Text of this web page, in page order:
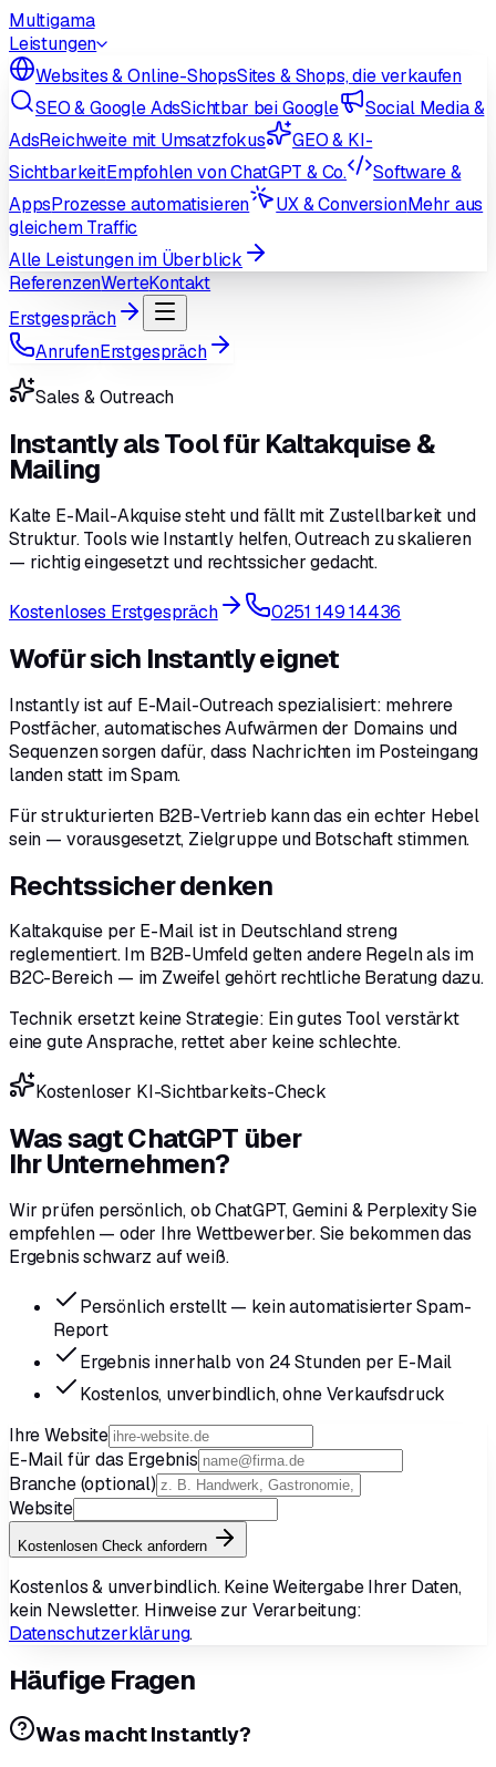
Multigama
Leistungen
Websites & Online-ShopsSites & Shops, die verkaufen
SEO & Google AdsSichtbar bei Google
Social Media &
AdsReichweite mit Umsatzfokus
GEO & KI-
SichtbarkeitEmpfohlen von ChatGPT & Co.
Software &
AppsProzesse automatisieren UX & ConversionMehr aus
gleichem Traffic
Alle Leistungen im Überblick
ReferenzenWerteKontakt
Erstgespräch
AnrufenErstgespräch
Sales & Outreach
Instantly als Tool für Kaltakquise &
Mailing
Kalte E-Mail-Akquise steht und fällt mit Zustellbarkeit und
Struktur. Tools wie Instantly helfen, Outreach zu skalieren
— richtig eingesetzt und rechtssicher gedacht.
Kostenloses Erstgespräch 0251 149 14436
Wofür sich Instantly eignet
Instantly ist auf E-Mail-Outreach spezialisiert: mehrere
Postfächer, automatisches Aufwärmen der Domains und
Sequenzen sorgen dafür, dass Nachrichten im Posteingang
landen statt im Spam.
Für strukturierten B2B-Vertrieb kann das ein echter Hebel
sein — vorausgesetzt, Zielgruppe und Botschaft stimmen.
Rechtssicher denken
Kaltakquise per E-Mail ist in Deutschland streng
reglementiert. Im B2B-Umfeld gelten andere Regeln als im
B2C-Bereich — im Zweifel gehört rechtliche Beratung dazu.
Technik ersetzt keine Strategie: Ein gutes Tool verstärkt
eine gute Ansprache, rettet aber keine schlechte.
Kostenloser KI-Sichtbarkeits-Check
Was sagt ChatGPT über
Ihr Unternehmen?
Wir prüfen persönlich, ob ChatGPT, Gemini & Perplexity Sie
empfehlen — oder Ihre Wettbewerber. Sie bekommen das
Ergebnis schwarz auf weiß.
Persönlich erstellt — kein automatisierter Spam-
Report
Ergebnis innerhalb von 24 Stunden per E-Mail
Kostenlos, unverbindlich, ohne Verkaufsdruck
Ihre Website
E-Mail für das Ergebnis
Branche(optional)
Website
Kostenlosen Check anfordern
Kostenlos & unverbindlich. Keine Weitergabe Ihrer Daten,
kein Newsletter. Hinweise zur Verarbeitung:
Datenschutzerklärung.
Häufige Fragen
Was macht Instantly?